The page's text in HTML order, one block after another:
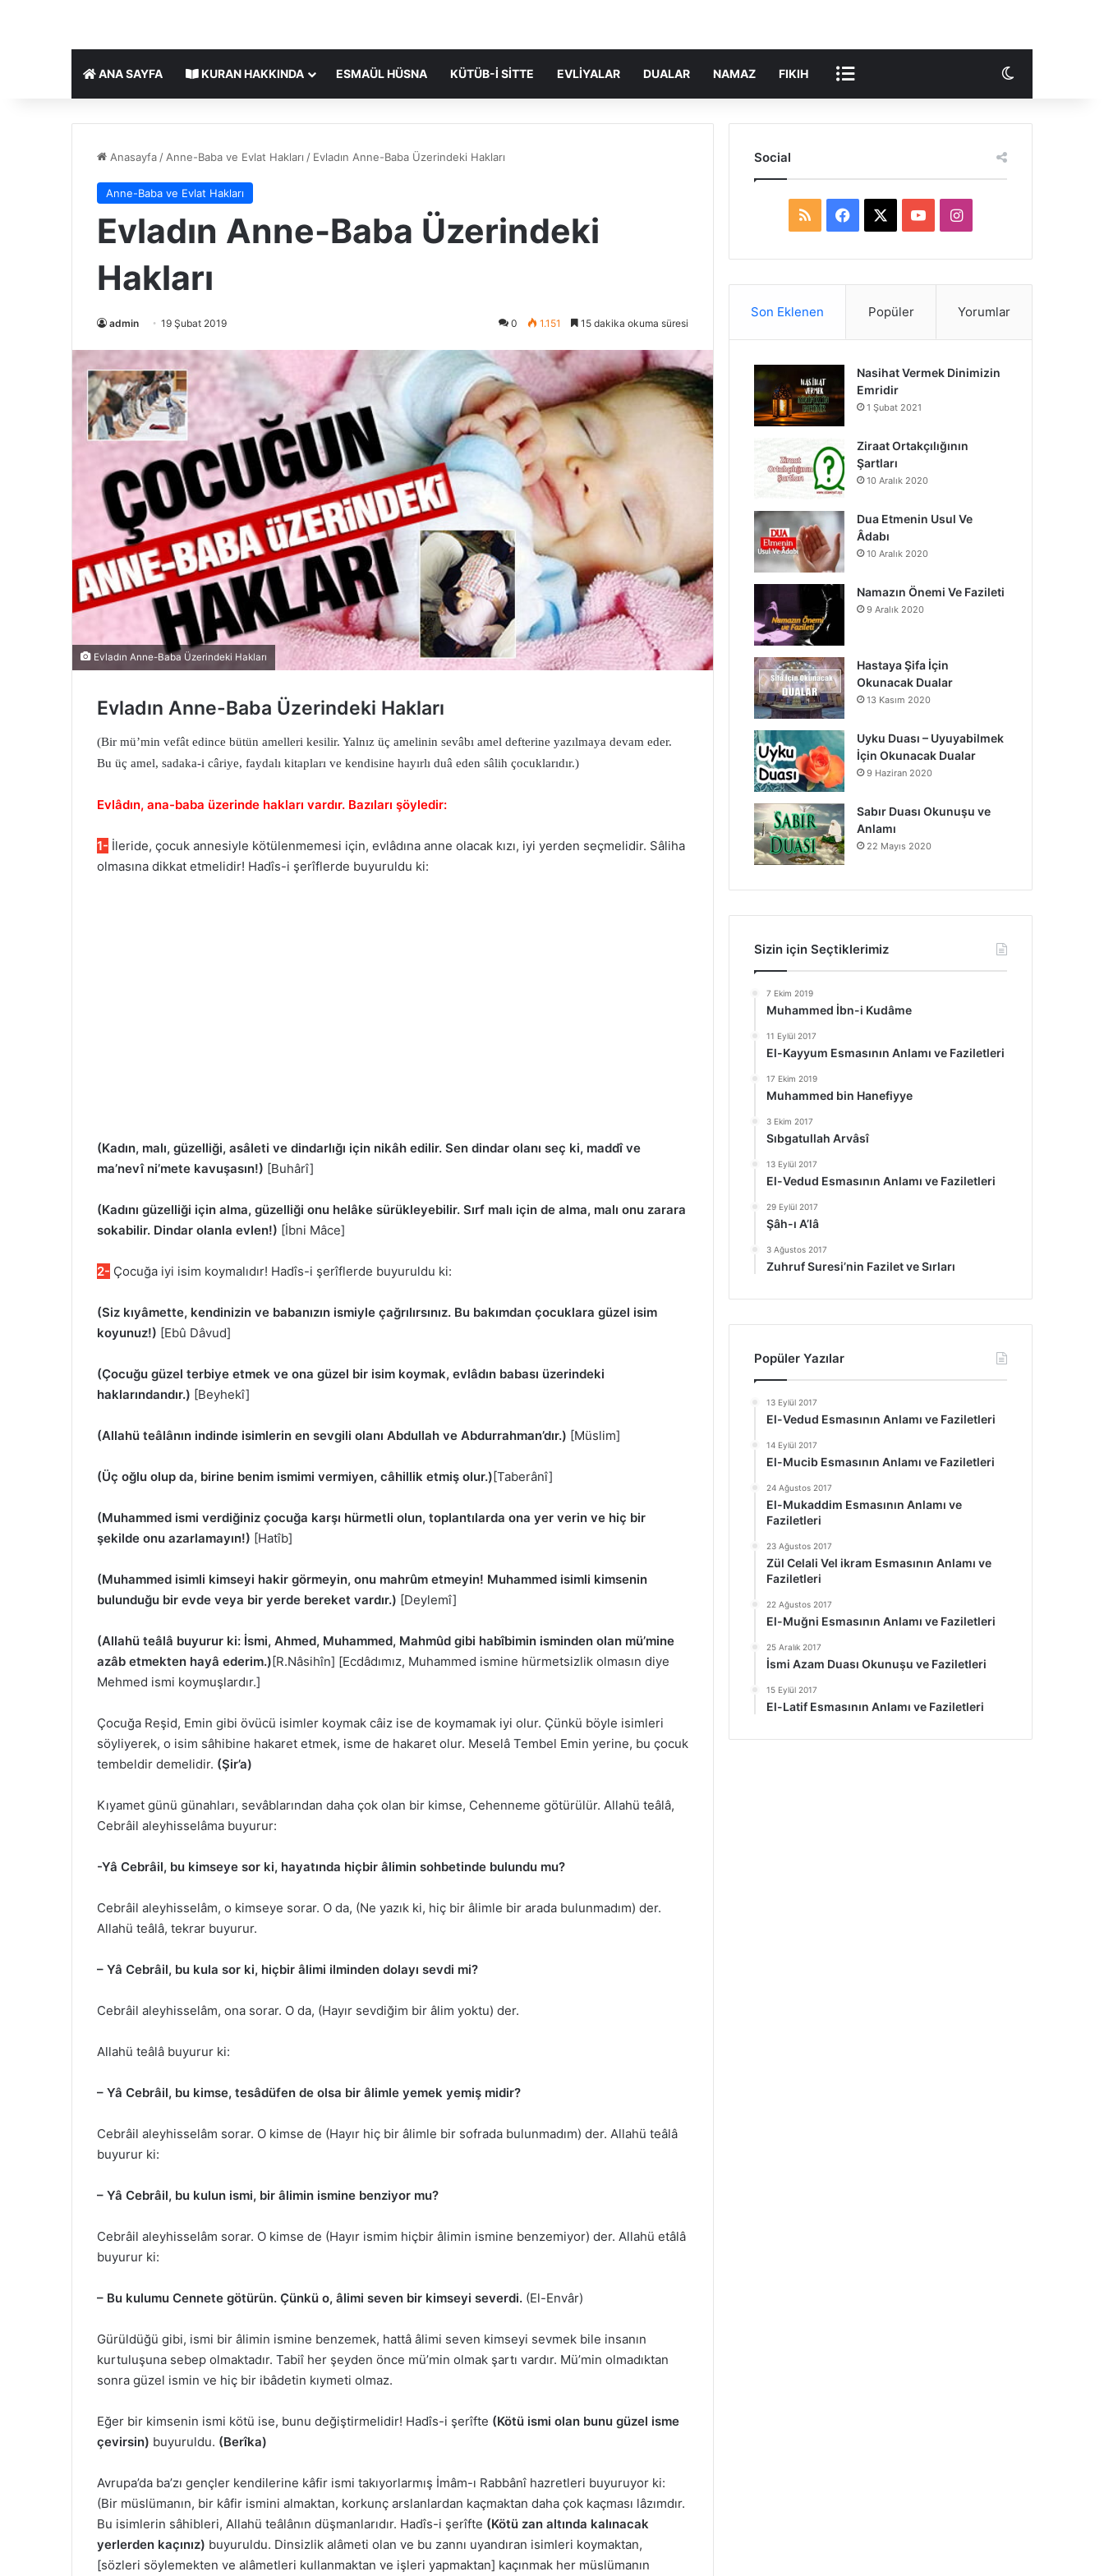
ANA SAYFA KURAN HAKKINDA ESMAÜL HÜSNA KÜTÜB-I SITTE EVLIYALAR DUALAR NAMAZ FIKIH DIĞER
Anasayfa / Anne-Baba ve Evlat Hakları / Evladın Anne-Baba Üzerindeki Hakları
Anne-Baba ve Evlat Hakları
Evladın Anne-Baba Üzerindeki
Hakları
admin 19 Şubat 2019 0 1.151 15 dakika okuma süresi
Evladın Anne-Baba Üzerindeki Hakları
Evladın Anne-Baba Üzerindeki Hakları
(Bir mü’min vefât edince bütün amelleri kesilir. Yalnız üç amelinin sevâbı amel defterine yazılmaya devam eder.
Bu üç amel, sadaka-i câriye, faydalı kitapları ve kendisine hayırlı duâ eden sâlih çocuklarıdır.)
Evlâdın, ana-baba üzerinde hakları vardır. Bazıları şöyledir:
1- İleride, çocuk annesiyle kötülenmemesi için, evlâdına anne olacak kızı, iyi yerden seçmelidir. Sâliha
olmasına dikkat etmelidir! Hadîs-i şerîflerde buyuruldu ki:
(Kadın, malı, güzelliği, asâleti ve dindarlığı için nikâh edilir. Sen dindar olanı seç ki, maddî ve
ma’nevî ni’mete kavuşasın!) [Buhârî]
(Kadını güzelliği için alma, güzelliği onu helâke sürükleyebilir. Sırf malı için de alma, malı onu zarara
sokabilir. Dindar olanla evlen!) [İbni Mâce]
2- Çocuğa iyi isim koymalıdır! Hadîs-i şerîflerde buyuruldu ki:
(Siz kıyâmette, kendinizin ve babanızın ismiyle çağrılırsınız. Bu bakımdan çocuklara güzel isim
koyunuz!) [Ebû Dâvud]
(Çocuğu güzel terbiye etmek ve ona güzel bir isim koymak, evlâdın babası üzerindeki
haklarındandır.) [Beyhekî]
(Allahü teâlânın indinde isimlerin en sevgili olanı Abdullah ve Abdurrahman’dır.) [Müslim]
(Üç oğlu olup da, birine benim ismimi vermiyen, câhillik etmiş olur.)[Taberânî]
(Muhammed ismi verdiğiniz çocuğa karşı hürmetli olun, toplantılarda ona yer verin ve hiç bir
şekilde onu azarlamayın!) [Hatîb]
(Muhammed isimli kimseyi hakir görmeyin, onu mahrûm etmeyin! Muhammed isimli kimsenin
bulunduğu bir evde veya bir yerde bereket vardır.) [Deylemî]
(Allahü teâlâ buyurur ki: İsmi, Ahmed, Muhammed, Mahmûd gibi habîbimin isminden olan mü’mine
azâb etmekten hayâ ederim.)[R.Nâsihîn] [Ecdâdımız, Muhammed ismine hürmetsizlik olmasın diye
Mehmed ismi koymuşlardır.]
Çocuğa Reşid, Emin gibi övücü isimler koymak câiz ise de koymamak iyi olur. Çünkü böyle isimleri
söyliyerek, o isim sâhibine hakaret etmek, isme de hakaret olur. Meselâ Tembel Emin yerine, bu çocuk
tembeldir demelidir. (Şir’a)
Kıyamet günü günahları, sevâblarından daha çok olan bir kimse, Cehenneme götürülür. Allahü teâlâ,
Cebrâil aleyhisselâma buyurur:
-Yâ Cebrâil, bu kimseye sor ki, hayatında hiçbir âlimin sohbetinde bulundu mu?
Cebrâil aleyhisselâm, o kimseye sorar. O da, (Ne yazık ki, hiç bir âlimle bir arada bulunmadım) der.
Allahü teâlâ, tekrar buyurur.
– Yâ Cebrâil, bu kula sor ki, hiçbir âlimi ilminden dolayı sevdi mi?
Cebrâil aleyhisselâm, ona sorar. O da, (Hayır sevdiğim bir âlim yoktu) der.
Allahü teâlâ buyurur ki:
– Yâ Cebrâil, bu kimse, tesâdüfen de olsa bir âlimle yemek yemiş midir?
Cebrâil aleyhisselâm sorar. O kimse de (Hayır hiç bir âlimle bir sofrada bulunmadım) der. Allahü teâlâ
buyurur ki:
– Yâ Cebrâil, bu kulun ismi, bir âlimin ismine benziyor mu?
Cebrâil aleyhisselâm sorar. O kimse de (Hayır ismim hiçbir âlimin ismine benzemiyor) der. Allahü etâlâ
buyurur ki:
– Bu kulumu Cennete götürün. Çünkü o, âlimi seven bir kimseyi severdi. (El-Envâr)
Gürüldüğü gibi, ismi bir âlimin ismine benzemek, hattâ âlimi seven kimseyi sevmek bile insanın
kurtuluşuna sebep olmaktadır. Tabiî her şeyden önce mü’min olmak şartı vardır. Mü’min olmadıktan
sonra güzel ismin ve hiç bir ibâdetin kıymeti olmaz.
Eğer bir kimsenin ismi kötü ise, bunu değiştirmelidir! Hadîs-i şerîfte (Kötü ismi olan bunu güzel isme
çevirsin) buyuruldu. (Berîka)
Avrupa’da ba’zı gençler kendilerine kâfir ismi takıyorlarmış İmâm-ı Rabbânî hazretleri buyuruyor ki:
(Bir müslümanın, bir kâfir ismini almaktan, korkunç arslanlardan kaçmaktan daha çok kaçması lâzımdır.
Bu isimlerin sâhibleri, Allahü teâlânın düşmanlarıdır. Hadîs-i şerîfte (Kötü zan altında kalınacak
yerlerden kaçınız) buyuruldu. Dinsizlik alâmeti olan ve bu zannı uyandıran isimleri koymaktan,
[sözleri söylemekten ve alâmetleri kullanmaktan ve işleri yapmaktan] kaçınmak her müslümanın
Social
RSS Facebook YouTubeInstagram
Son Eklenen Popüler Yorumlar
Nasihat Vermek Dinimizin
Emridir
1 Şubat 2021
Ziraat Ortakçılığının
Şartları
10 Aralık 2020
Dua Etmenin Usul Ve
Âdabı
10 Aralık 2020
Namazın Önemi Ve Fazileti
9 Aralık 2020
Hastaya Şifa İçin
Okunacak Dualar
13 Kasım 2020
Uyku Duası – Uyuyabilmek
İçin Okunacak Dualar
9 Haziran 2020
Sabır Duası Okunuşu ve
Anlamı
22 Mayıs 2020
Sizin için Seçtiklerimiz
7 Ekim 2019
Muhammed İbn-i Kudâme
11 Eylül 2017
El-Kayyum Esmasının Anlamı ve Faziletleri
17 Ekim 2019
Muhammed bin Hanefiyye
3 Ekim 2017
Sıbgatullah Arvâsî
13 Eylül 2017
El-Vedud Esmasının Anlamı ve Faziletleri
29 Eylül 2017
Şâh-ı A’lâ
3 Ağustos 2017
Zuhruf Suresi’nin Fazilet ve Sırları
Popüler Yazılar
13 Eylül 2017
El-Vedud Esmasının Anlamı ve Faziletleri
14 Eylül 2017
El-Mucib Esmasının Anlamı ve Faziletleri
24 Ağustos 2017
El-Mukaddim Esmasının Anlamı ve
Faziletleri
23 Ağustos 2017
Zül Celali Vel ikram Esmasının Anlamı ve
Faziletleri
22 Ağustos 2017
El-Muğni Esmasının Anlamı ve Faziletleri
25 Aralık 2017
İsmi Azam Duası Okunuşu ve Faziletleri
15 Eylül 2017
El-Latif Esmasının Anlamı ve Faziletleri